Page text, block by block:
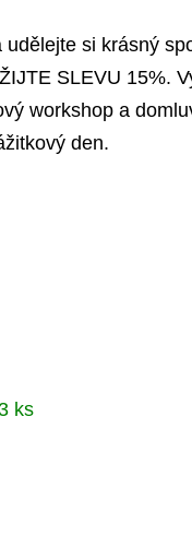
si krásný
SLEVU 15%.
workshop a
den.
ks